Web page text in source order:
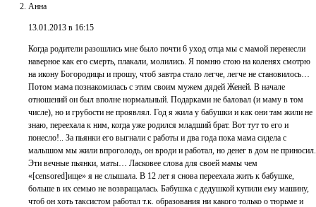
Анна
13.01.2013 в 16:15
Когда родители разошлись мне было почти 6 уход отца мы с мамой перенесли
наверное как его смерть, плакали, молились. Я помню стою на коленях смотрю
на икону Богородицы и прошу, чтоб завтра стало легче, легче не становилось…
Потом мама познакомилась с этим своим мужем дядей Женей. В начале
отношений он был вполне нормальный. Подарками не баловал (и маму в том
числе), но и грубости не проявлял. Год я жила у бабушки и как они там жили не
знаю, переехала к ним, когда уже родился младший брат. Вот тут то его и
понесло!.. За пьянки его выгнали с работы и два года пока мама сидела с
малышом мы жили впроголодь, он вроди и работал, но денег в дом не приносил.
Эти вечные пьянки, маты… Ласковее слова для своей мамы чем
«[censored]ище» я не слышала. В 12 лет я снова переехала жить к бабушке,
больше в их семью не возвращалась. Бабушка с дедушкой купили ему машину,
чтоб он хоть таксистом работал т.к. образования ни какого только о тюрьме и